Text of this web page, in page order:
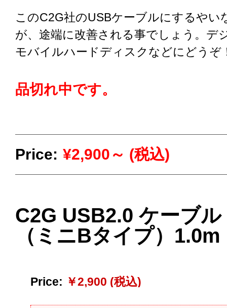
このC2G社のUSBケーブルにするやい
が、途端に改善される事でしょう。デ
モバイルハードディスクなどにどうぞ
品切れ中です。
Price: ¥2,900～ (税込)
C2G USB2.0 ケーブル
（ミニBタイプ）1.0m
Price: ￥2,900 (税込)